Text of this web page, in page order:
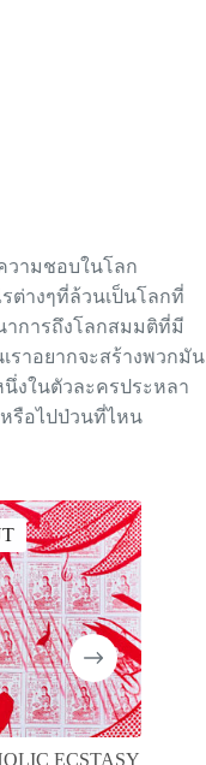
วามชอบในโลก
ต่างๆที่ล้วนเป็นโลกที่
าการถึงโลกสมมติที่มี
ราอยากจะสร้างพวกมัน
งในตัวละครประหลา
รือไปป่วนที่ไหน
ECSTASY